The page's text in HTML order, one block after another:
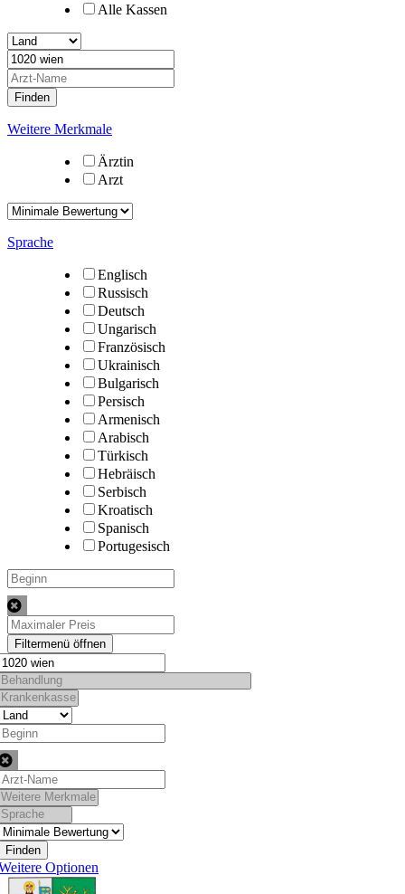
Alle Kassen
Weitere Merkmale
Ärztin
Arzt
Sprache
Englisch
Russisch
Deutsch
Ungarisch
Französisch
Ukrainisch
Bulgarisch
Persisch
Armenisch
Arabisch
Türkisch
Hebräisch
Serbisch
Kroatisch
Spanisch
Portugesisch
Finden
Optionen